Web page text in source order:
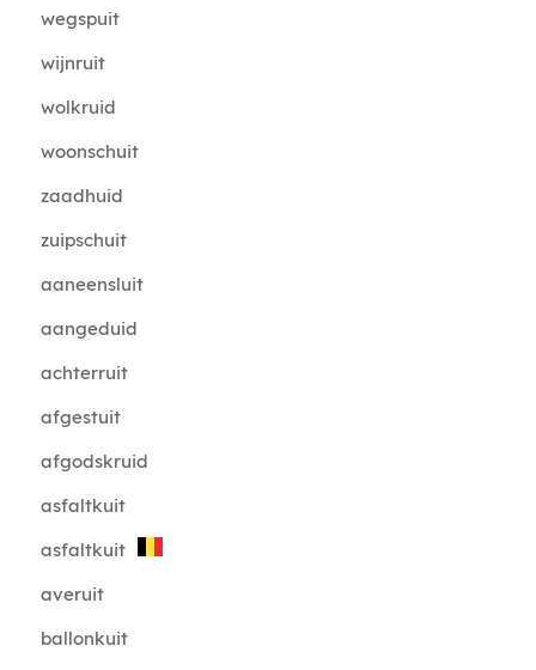
wegspuit
wijnruit
wolkruid
woonschuit
zaadhuid
zuipschuit
aaneensluit
aangeduid
achterruit
afgestuit
afgodskruid
asfaltkuit
asfaltkuit
averuit
ballonkuit